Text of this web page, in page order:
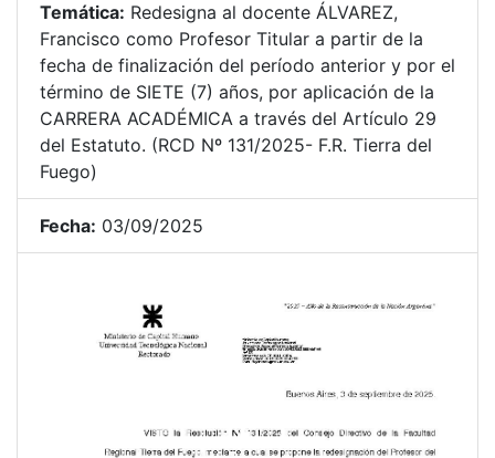
Temática: Redesigna al docente ÁLVAREZ,
Francisco como Profesor Titular a partir de la
fecha de finalización del período anterior y por el
término de SIETE (7) años, por aplicación de la
CARRERA ACADÉMICA a través del Artículo 29
del Estatuto. (RCD Nº 131/2025- F.R. Tierra del
Fuego)
Fecha: 03/09/2025